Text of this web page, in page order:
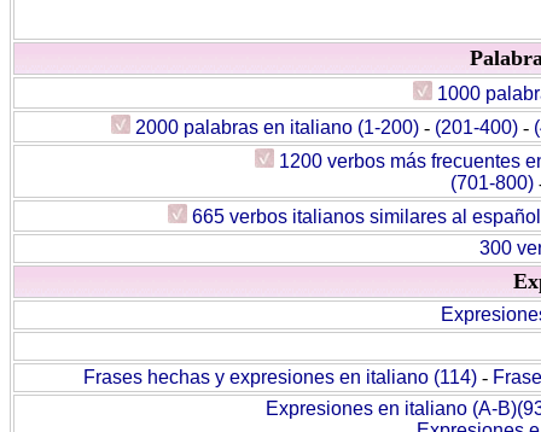
P
1000
2000 palabras en italiano (1-200) - (201-400) -
1200 verbos más frecuentes
(701-800)
665 verbos italianos similares al
300
Frases hechas y expresiones en italiano (114) -
Expresiones en italiano (A-